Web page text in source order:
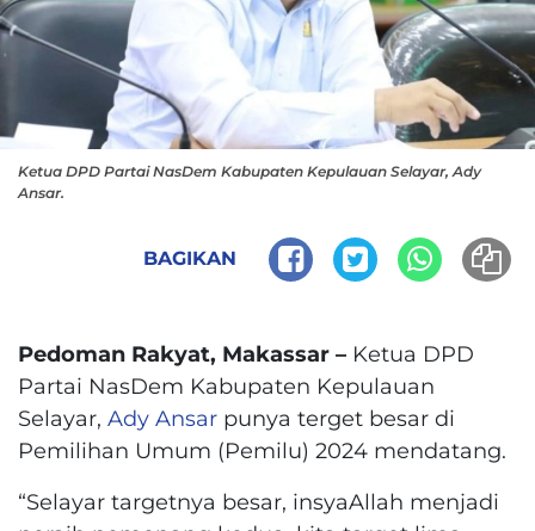
Ketua DPD Partai NasDem Kabupaten Kepulauan Selayar, Ady
Ansar.
BAGIKAN
Pedoman Rakyat, Makassar – Ketua DPD
Partai NasDem Kabupaten Kepulauan
Selayar, Ady Ansar punya terget besar di
Pemilihan Umum (Pemilu) 2024 mendatang.
“Selayar targetnya besar, insyaAllah menjadi